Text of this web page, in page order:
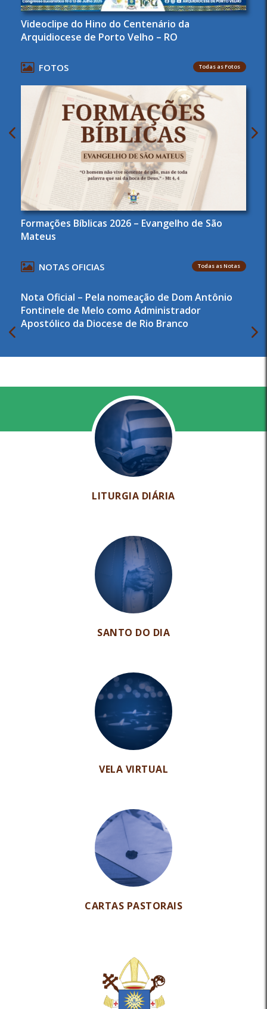
Videoclipe do Hino do Centenário da
Arquidiocese de Porto Velho – RO
FOTOS Todas as Fotos
Formações Bíblicas 2026 – Evangelho de São
Mateus
NOTAS OFICIAS Todas as Notas
Nota Oficial – Pela nomeação de Dom Antônio
Fontinele de Melo como Administrador
Apostólico da Diocese de Rio Branco
LITURGIA DIÁRIA
SANTO DO DIA
VELA VIRTUAL
CARTAS PASTORAIS